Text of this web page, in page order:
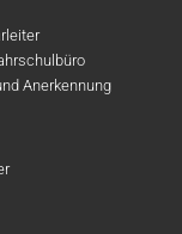
Anerkennung